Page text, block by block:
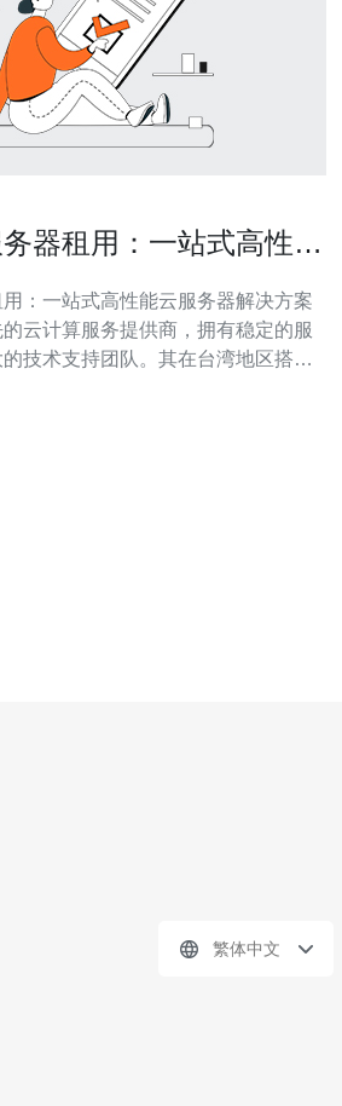
器租用：一站式高性能
：一站式高性能云服务器解决方案
云计算服务提供商，拥有稳定的服
技术支持团队。其在台湾地区搭建
繁体中文